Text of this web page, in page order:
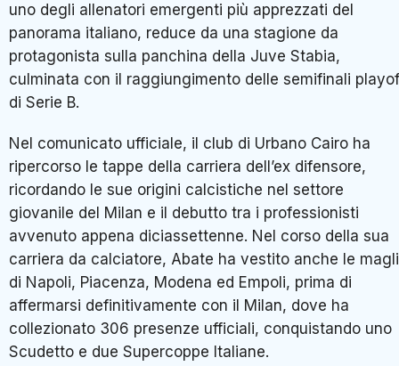
uno degli allenatori emergenti più apprezzati del
panorama italiano, reduce da una stagione da
protagonista sulla panchina della Juve Stabia,
culminata con il raggiungimento delle semifinali
di Serie B.
Nel comunicato ufficiale, il club di Urbano Cairo ha
ripercorso le tappe della carriera dell’ex difensore,
ricordando le sue origini calcistiche nel settore
giovanile del Milan e il debutto tra i professionisti
avvenuto appena diciassettenne. Nel corso della sua
carriera da calciatore, Abate ha vestito anche le
di Napoli, Piacenza, Modena ed Empoli, prima di
affermarsi definitivamente con il Milan, dove ha
collezionato 306 presenze ufficiali, conquistando uno
Scudetto e due Supercoppe Italiane.